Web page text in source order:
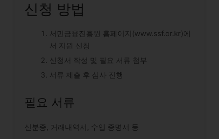
신청 방법
서민금융진흥원 홈페이지(www.ssf.or.kr)에
서 지원 신청
신청서 작성 및 필요 서류 첨부
서류 제출 후 심사 진행
필요 서류
신분증, 거래내역서, 수입 증명서 등